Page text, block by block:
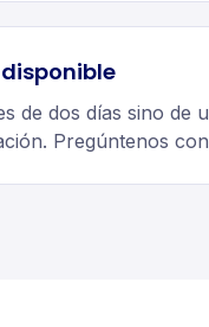
de dos días sino de
Pregúntenos